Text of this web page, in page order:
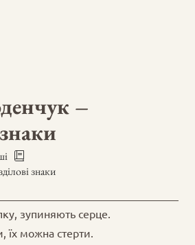
–
знаки
зупиняють серце.
їх можна стерти.